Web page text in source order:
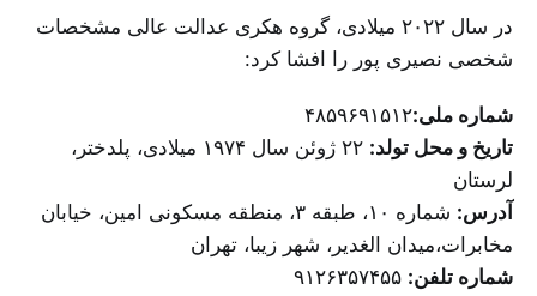
در سال ۲۰۲۲ میلادی،‌ گروه هکری عدالت عالی مشخصات
شخصی نصیری پور را افشا کرد:
شماره ملی:‌۴۸۵۹۶۹۱۵۱۲
تاریخ و محل تولد:
۲۲ ژوئن سال ۱۹۷۴ میلادی، ‌پلدختر،
لرستان
آدرس:‌
شماره ۱۰، طبقه ۳، منطقه مسکونی امین،‌ خیابان
مخابرات،‌میدان الغدیر، شهر زیبا، تهران
شماره تلفن: